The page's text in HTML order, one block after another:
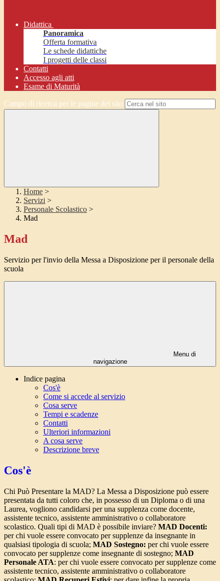
Didattica
Panoramica
Offerta formativa
Le schede didattiche
I progetti delle classi
Contatti
Accesso agli atti
Esame di Maturità
Campo di ricerca per le pagine del sito
Home >
Servizi >
Personale Scolastico >
Mad
Mad
Servizio per l'invio della Messa a Disposizione per il personale della
scuola
Menu di
navigazione
Indice pagina
Cos'è
Come si accede al servizio
Cosa serve
Tempi e scadenze
Contatti
Ulteriori informazioni
A cosa serve
Descrizione breve
Cos'è
Chi Può Presentare la MAD? La Messa a Disposizione può essere
presentata da tutti coloro che, in possesso di un Diploma o di una
Laurea, vogliono candidarsi per una supplenza come docente,
assistente tecnico, assistente amministrativo o collaboratore
scolastico. Quali tipi di MAD è possibile inviare? MAD Docenti:
per chi vuole essere convocato per supplenze da insegnante in
qualsiasi tipologia di scuola; MAD Sostegno: per chi vuole essere
convocato per supplenze come insegnante di sostegno; MAD
Personale ATA: per chi vuole essere convocato per supplenze come
assistente tecnico, assistente amministrativo o collaboratore